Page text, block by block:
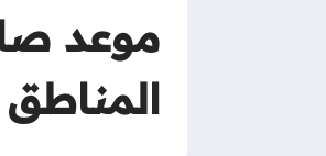
المناطق